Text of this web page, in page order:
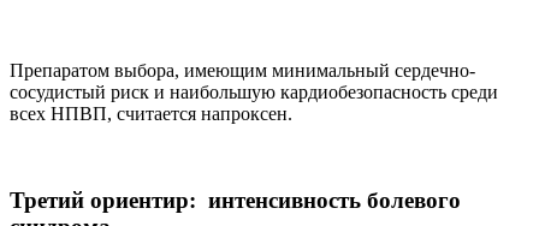
Препаратом выбора, имеющим минимальный сердечно-
сосудистый риск и наибольшую кардиобезопасность среди
всех НПВП, считается напроксен.
Третий ориентир: интенсивность болевого